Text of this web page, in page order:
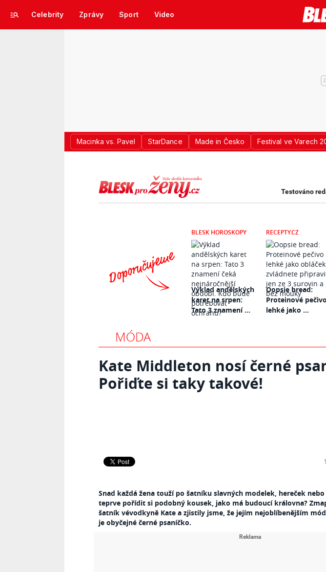
Celebrity Zprávy Sport Video
Macinka vs. Pavel StarDance Made in Česko Festival ve Varech
LOGO BLESK PRO Testováno
BLESK HOROSKOPY
Výklad andělských
karet na srpen:
Tato 3 znamení ...
RECEPTY.CZ
Oopsie bread:
Proteinové pečivo
lehké jako ...
MÓDA
Kate Middleton nosí černé
Pořiďte si taky takové!
Snad každá žena touží po šatníku slavných modelek, hereček nebo
teprve pořídit si podobný kousek, jako má budoucí královna?
šatník vévodkyně Kate a zjistily jsme, že jejím nejoblíbenějším
je obyčejné černé psaníčko.